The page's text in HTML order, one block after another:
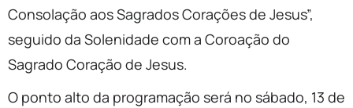
Consolação aos Sagrados Corações de Jesus”,
seguido da Solenidade com a Coroação do
Sagrado Coração de Jesus.
O ponto alto da programação será no sábado, 13 de